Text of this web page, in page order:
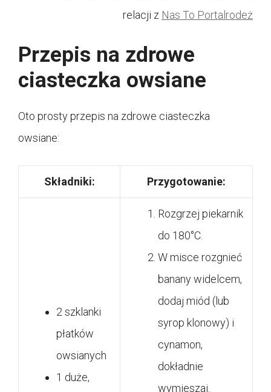
relacji z Nas To Portalrodeż
Przepis na zdrowe
ciasteczka owsiane
Oto prosty przepis na zdrowe ciasteczka
owsiane:
Składniki: Przygotowanie:
2 szklanki
płatków
owsianych
1 duże,
Rozgrzej piekarnik
do 180°C.
W misce rozgnieć
banany widelcem,
dodaj miód (lub
syrop klonowy) i
cynamon,
dokładnie
wymieszaj.